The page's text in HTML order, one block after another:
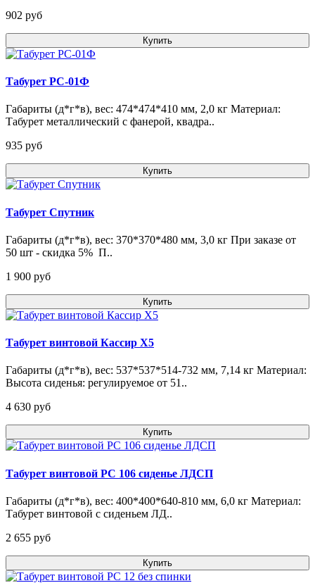
902 pуб
Купить
Табурет РС-01Ф
Габариты (д*г*в), вес: 474*474*410 мм, 2,0 кг Материал:
Табурет металлический с фанерой, квадра..
935 pуб
Купить
Табурет Спутник
Габариты (д*г*в), вес: 370*370*480 мм, 3,0 кг При заказе от
50 шт - скидка 5% П..
1 900 pуб
Купить
Табурет винтовой Кассир X5
Габариты (д*г*в), вес: 537*537*514-732 мм, 7,14 кг Материал:
Высота сиденья: регулируемое от 51..
4 630 pуб
Купить
Табурет винтовой РС 106 сиденье ЛДСП
Габариты (д*г*в), вес: 400*400*640-810 мм, 6,0 кг Материал:
Табурет винтовой с сиденьем ЛД..
2 655 pуб
Купить